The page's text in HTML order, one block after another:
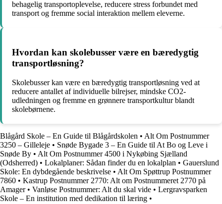
behagelig transportoplevelse, reducere stress forbundet med
transport og fremme social interaktion mellem eleverne.
Hvordan kan skolebusser være en bæredygtig
transportløsning?
Skolebusser kan være en bæredygtig transportløsning ved at
reducere antallet af individuelle bilrejser, mindske CO2-
udledningen og fremme en grønnere transportkultur blandt
skolebørnene.
Blågård Skole – En Guide til Blågårdskolen • Alt Om Postnummer
3250 – Gilleleje • Snøde Bygade 3 – En Guide til At Bo og Leve i
Snøde By • Alt Om Postnummer 4500 i Nykøbing Sjælland
(Odsherred) • Lokalplaner: Sådan finder du en lokalplan • Gauerslund
Skole: En dybdegående beskrivelse • Alt Om Spøttrup Postnummer
7860 • Kastrup Postnummer 2770: Alt om Postnummeret 2770 på
Amager• Vanløse Postnummer: Alt du skal vide • Lergravsparken
Skole – En institution med dedikation til læring •